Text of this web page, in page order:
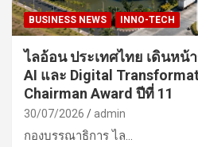
BUSINESS NEWS INNO-TECH
ไลอ้อน ประเทศไทย เดินหน้
AI และ Digital
Chairman Award ปีที่ 11
30/07/2026 admin
กองบรรณาธิการ ไล…